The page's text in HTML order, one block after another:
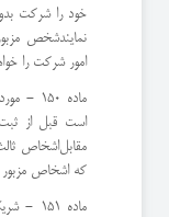
خود را شركت
نمایند‌شخص
امور شركت را
ماده
است قبل از
مقابل‌اشخاص
كه اشخاص مزبور
ماده